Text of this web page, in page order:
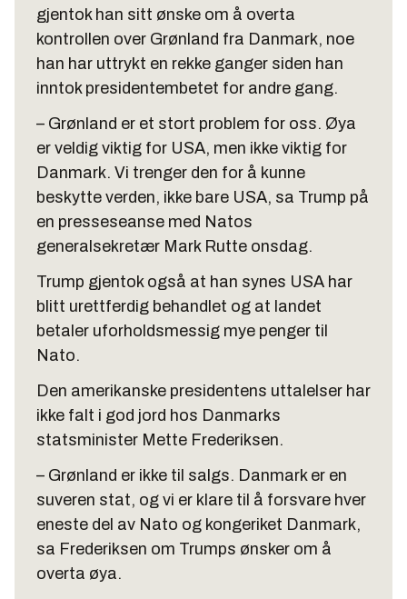
gjentok han sitt ønske om å overta
kontrollen over Grønland fra Danmark, noe
han har uttrykt en rekke ganger siden han
inntok presidentembetet for andre gang.
– Grønland er et stort problem for oss. Øya
er veldig viktig for USA, men ikke viktig for
Danmark. Vi trenger den for å kunne
beskytte verden, ikke bare USA, sa Trump på
en presseseanse med Natos
generalsekretær Mark Rutte onsdag.
Trump gjentok også at han synes USA har
blitt urettferdig behandlet og at landet
betaler uforholdsmessig mye penger til
Nato.
Den amerikanske presidentens uttalelser har
ikke falt i god jord hos Danmarks
statsminister Mette Frederiksen.
– Grønland er ikke til salgs. Danmark er en
suveren stat, og vi er klare til å forsvare hver
eneste del av Nato og kongeriket Danmark,
sa Frederiksen om Trumps ønsker om å
overta øya.